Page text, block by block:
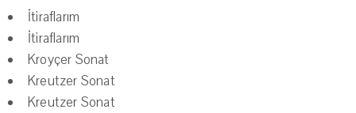
İtiraflarım
İtiraflarım
Kroyçer Sonat
Kreutzer Sonat
Kreutzer Sonat